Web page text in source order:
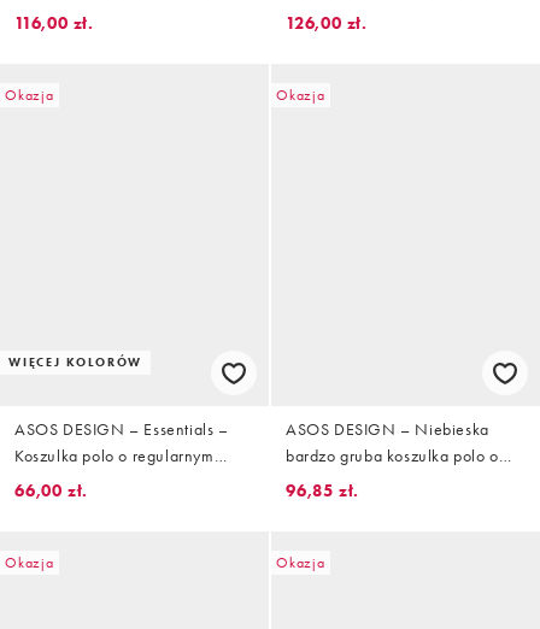
kroju podkreślającym sylwetkę z
116,00 zł.
kroju podkreślającym sylwetkę w
126,00 zł.
Okazja
WIĘCEJ KOLORÓW
ASOS DESIGN – Essentials –
Koszulka polo o regularnym
kroju z piki w kolorze khaki
66,00 zł.
Okazja
ASOS DESIGN – Niebieska
bardzo gruba koszulka polo o
luźnym kroju i fakturze waflowej
96,85 zł.
Okazja Okazja